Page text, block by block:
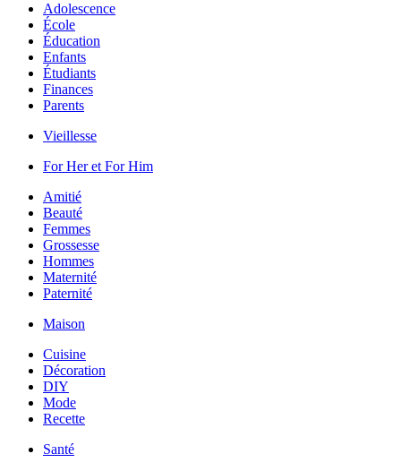
Adolescence
École
Éducation
Enfants
Étudiants
Finances
Parents
Vieillesse
For Her et For Him
Amitié
Beauté
Femmes
Grossesse
Hommes
Maternité
Paternité
Maison
Cuisine
Décoration
DIY
Mode
Recette
Santé